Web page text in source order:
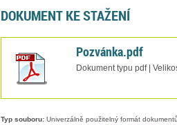
DOKUMENT KE STAŽENÍ
Pozvánka.pdf
Dokument typu pdf |
Typ souboru:Univerzálně použitelný formát